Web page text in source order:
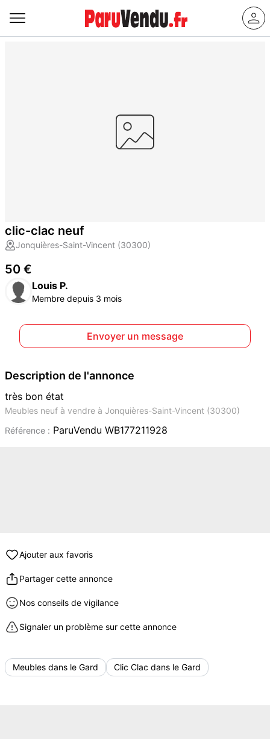
clic-clac neuf
Jonquières-Saint-Vincent (30300)
50 €
Louis P.
Membre depuis 3 mois
Envoyer un message
Description de l'annonce
très bon état
Meubles neuf à vendre à Jonquières-Saint-Vincent (30300)
Référence : ParuVendu WB177211928
Ajouter aux favoris
Partager cette annonce
Nos conseils de vigilance
Signaler un problème sur cette annonce
Meubles dans le Gard Clic Clac dans le Gard